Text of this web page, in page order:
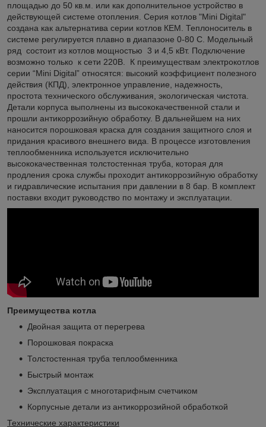
площадью до 50 кв.м. или как дополнительное устройство в
действующей системе отопления. Серия котлов "Mini Digital"
создана как альтернатива серии котлов КЕМ. Теплоноситель в
системе регулируется плавно в диапазоне 0-80 С. Модельный
ряд состоит из котлов мощностью 3 и 4,5 кВт. Подключение
возможно только к сети 220В. К преимуществам электрокотлов
серии “Mini Digital” относятся: высокий коэффициент полезного
действия (КПД), электронное управление, надежность,
простота технического обслуживания, экологическая чистота.
Детали корпуса выполнены из высококачественной стали и
прошли антикоррозийную обработку. В дальнейшем на них
наносится порошковая краска для создания защитного слоя и
придания красивого внешнего вида. В процессе изготовления
теплообменника используется исключительно
высококачественная толстостенная труба, которая для
продления срока службы проходит антикоррозийную обработку
и гидравлические испытания при давлении в 8 бар. В комплект
поставки входит руководство по монтажу и эксплуатации.
Преимущества котла
Двойная защита от перегрева
Порошковая покраска
Толстостенная труба теплообменника
Быстрый монтаж
Эксплуатация с многотарифным счетчиком
Корпусные детали из антикоррозийной обработкой
Технические характеристики